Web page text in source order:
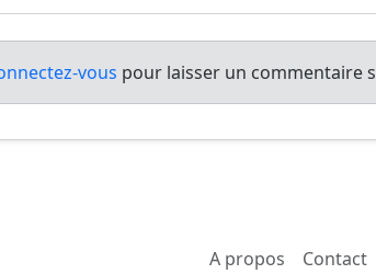
vous pour laisser un commentaire
A propos Contact